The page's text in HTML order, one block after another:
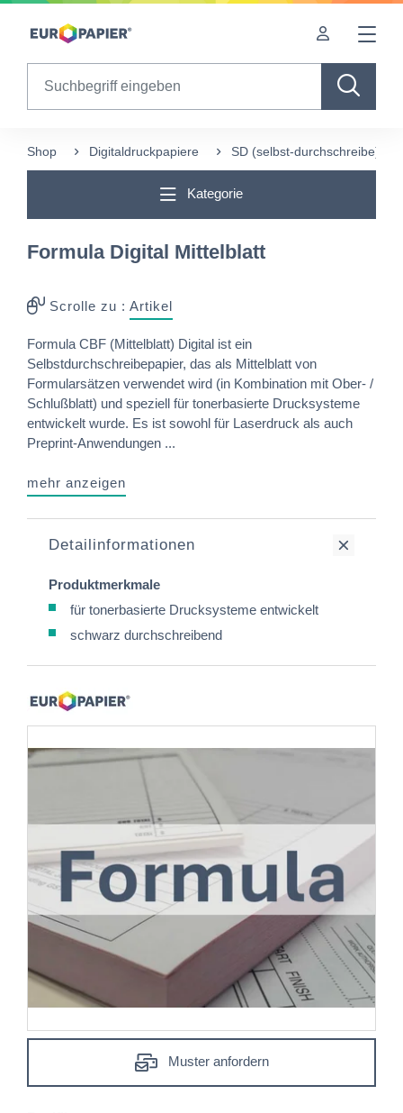
Table Of Content
Ergänzende Produkte
Shop Digitaldruckpapiere SD (selbst-durchschreibe)
Kategorie
Formula Digital Mittelblatt
Scrolle zu : Artikel
Formula CBF (Mittelblatt) Digital ist ein
Selbstdurchschreibepapier, das als Mittelblatt von
Formularsätzen verwendet wird (in Kombination mit Ober- /
Schlußblatt) und speziell für tonerbasierte Drucksysteme
entwickelt wurde. Es ist sowohl für Laserdruck als auch
Preprint-Anwendungen ...
mehr anzeigen
Detailinformationen
Produktmerkmale
für tonerbasierte Drucksysteme entwickelt
schwarz durchschreibend
Muster anfordern